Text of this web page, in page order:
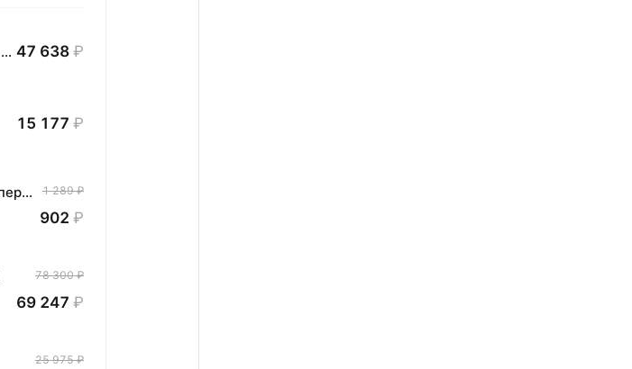
Планшет HONOR MagicPad3 Wi-Fi, 13,3", процессор Snapdragon 8, 16ГБ/512ГБ, EU 47 638 ₽
15 177 ₽
Комплект хлопковых кухонных полотенец 4 шт, Pragma Rumlup, переменчивый белый 1 289 ₽
902 ₽
78 300 ₽
69 247 ₽
25 975 ₽